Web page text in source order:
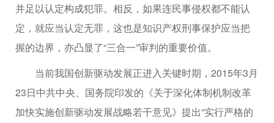
并足以认定构成犯罪。相反，如果连民事侵权都不能认
定，就应当认定无罪，这也是知识产权刑事保护应当把
握的边界，亦凸显了“三合一”审判的重要价值。
当前我国创新驱动发展正进入关键时期，2015年3月
23日中共中央、国务院印发的《关于深化体制机制改革
加快实施创新驱动发展战略若干意见》提出“实行严格的